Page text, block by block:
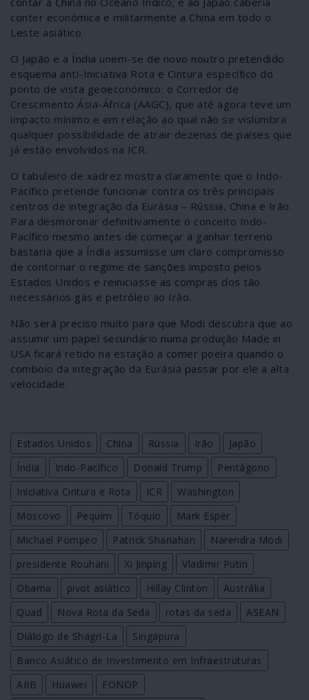
conter económica e militarmente a China em todo o
Leste asiático.
O Japão e a Índia unem-se de novo noutro pretendido
esquema anti-Iniciativa Rota e Cintura específico do
ponto de vista geoeconómico: o Corredor de
Crescimento Ásia-África (AAGC), que até agora teve um
impacto mínimo e em relação ao qual não se vislumbra
qualquer possibilidade de atrair dezenas de países que
já estão envolvidos na ICR.
O tabuleiro de xadrez mostra claramente que o Indo-
Pacífico pretende funcionar contra os três principais
centros de integração da Eurásia – Rússia, China e Irão.
Para desmoronar definitivamente o conceito Indo-
Pacífico mesmo antes de começar a ganhar terreno
bastaria que a Índia assumisse um claro compromisso
de contornar o regime de sanções imposto pelos
Estados Unidos e reiniciasse as compras dos tão
necessários gás e petróleo ao Irão.
Não será preciso muito para que Modi descubra que ao
assumir um papel secundário numa produção Made in
USA ficará retido na estação a comer poeira quando o
comboio da integração da Eurásia passar por ele a alta
velocidade.
Estados Unidos China Rússia Irão
Japão
Índia
Indo-Pacífico Donald Trump
Pentágono
Iniciativa Cintura e Rota
ICR
Washington
Moscovo
Pequim Tóquio
Mark Esper
Michael Pompeo
Patrick Shanahan
Narendra Modi
presidente Rouhani
Xi Jinping
Vladimir Putin
Obama
pivot asiático Hillay Clinton
Austrália
Quad
Nova Rota da Seda rotas da seda
ASEAN
Diálogo de Shagri-La
Singapura
Banco Asiático de Investimento em Infraestruturas
AIIB
Huawei
FONOP